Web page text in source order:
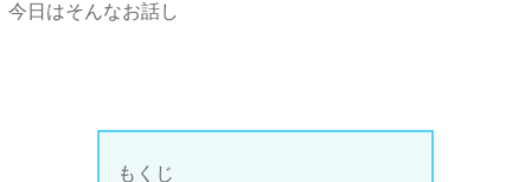
今日はそんなお話し
もくじ